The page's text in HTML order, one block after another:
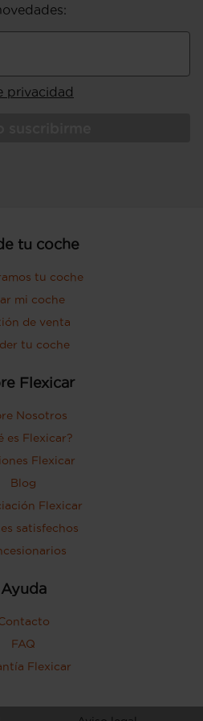
trasera (lado
y trasera (lado
delanteras
portón
:
privacidad
tu coche
tu coche
mi coche
de venta
tu coche
Flexicar
Nosotros
es Flexicar?
Flexicar
Blog
Flexicar
satisfechos
Ayuda
FAQ
Flexicar